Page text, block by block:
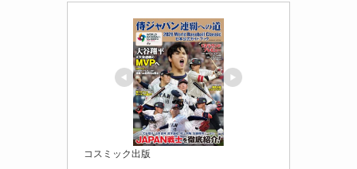
コスミック出版